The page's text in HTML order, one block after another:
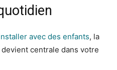
avec des enfants, la
centrale dans votre